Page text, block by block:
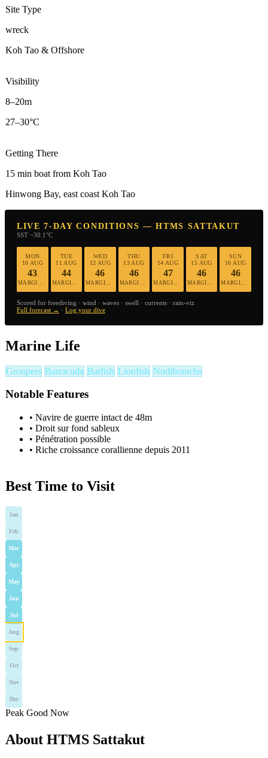
Site Type
wreck
Koh Tao & Offshore
Visibility
8–20m
27–30°C
Getting There
15 min boat from Koh Tao
Hinwong Bay, east coast Koh Tao
LIVE 7-DAY CONDITIONS — HTMS SATTAKUT
SST ~30.1°C
MON
10 AUG
43
TUE
11 AUG
44
WED
12 AUG
46
MARGINAL
THU
13 AUG
46
FRI
14 AUG
47
SAT
15 AUG
46
SUN
16 AUG
46
Scored for freediving · wind · waves · swell · currents · rain-viz
Full forecast → · Log your dive
Marine Life
Groupers Barracuda Batfish Lionfish Nudibranchs
Notable Features
• Navire de guerre intact de 48m
• Droit sur fond sableux
• Pénétration possible
• Riche croissance corallienne depuis 2011
Best Time to Visit
Jan
Feb
Mar
Apr
May
Jun
Jul
Aug
Sep
Oct
Nov
Dec
Peak Good Now
About HTMS Sattakut